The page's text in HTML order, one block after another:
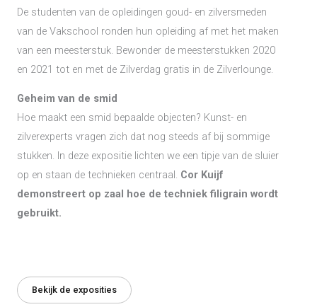
De studenten van de opleidingen goud- en zilversmeden
van de Vakschool ronden hun opleiding af met het maken
van een meesterstuk. Bewonder de meesterstukken 2020
en 2021 tot en met de Zilverdag gratis in de Zilverlounge.
Geheim van de smid
Hoe maakt een smid bepaalde objecten? Kunst- en
zilverexperts vragen zich dat nog steeds af bij sommige
stukken. In deze expositie lichten we een tipje van de sluier
op en staan de technieken centraal. Cor Kuijf
demonstreert op zaal hoe de techniek filigrain wordt
gebruikt.
Bekijk de exposities